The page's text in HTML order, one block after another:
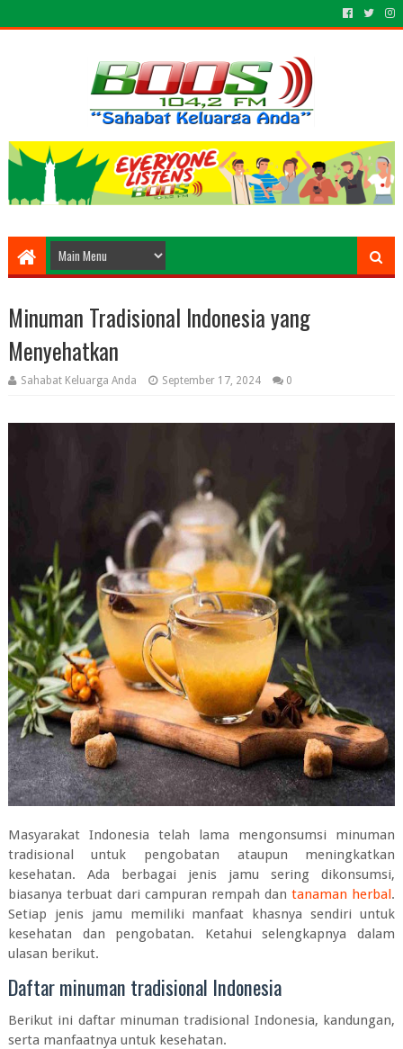
Minuman Tradisional Indonesia yang
Menyehatkan
Sahabat Keluarga Anda September 17, 2024 0
Masyarakat Indonesia telah lama mengonsumsi minuman
tradisional untuk pengobatan ataupun meningkatkan
kesehatan. Ada berbagai jenis jamu sering dikonsumsi,
biasanya terbuat dari campuran rempah dantanaman herbal.
Setiap jenis jamu memiliki manfaat khasnya sendiri untuk
kesehatan dan pengobatan. Ketahui selengkapnya dalam
ulasan berikut.
Daftar minuman tradisional Indonesia
Berikut ini daftar minuman tradisional Indonesia, kandungan,
serta manfaatnya untuk kesehatan.